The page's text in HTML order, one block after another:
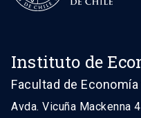
Instituto de
Facultad de
Avda. Vicuña Mackenna